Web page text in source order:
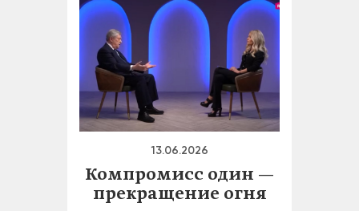
13.06.2026
Компромисс один —
прекращение огня